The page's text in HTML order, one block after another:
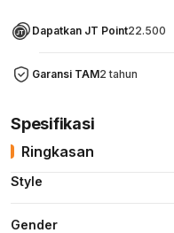
Dapatkan JT Point22.500
Garansi TAM2 tahun
Spesifikasi
Ringkasan
Style
Gender